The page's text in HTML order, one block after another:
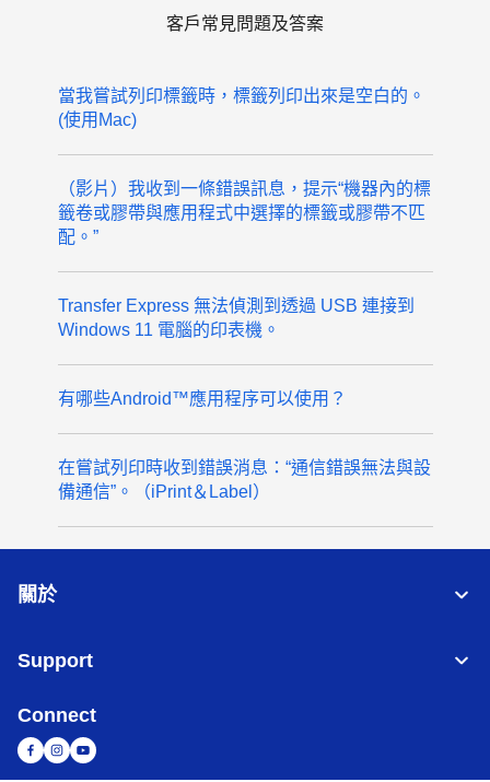
客戶常見問題及答案
當我嘗試列印標籤時，標籤列印出來是空白的。
(使用Mac)
（影片）我收到一條錯誤訊息，提示“機器內的標
籤卷或膠帶與應用程式中選擇的標籤或膠帶不匹
配。”
Transfer Express 無法偵測到透過 USB 連接到
Windows 11 電腦的印表機。
有哪些Android™應用程序可以使用？
在嘗試列印時收到錯誤消息：“通信錯誤無法與設
備通信”。（iPrint＆Label）
關於
Support
Connect